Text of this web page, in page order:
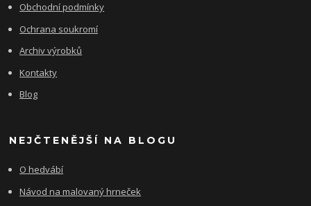
Obchodní podmínky
Ochrana soukromí
Archiv výrobků
Kontakty
Blog
NEJČTENĚJŠÍ NA BLOGU
O hedvábí
Návod na malovaný hrneček